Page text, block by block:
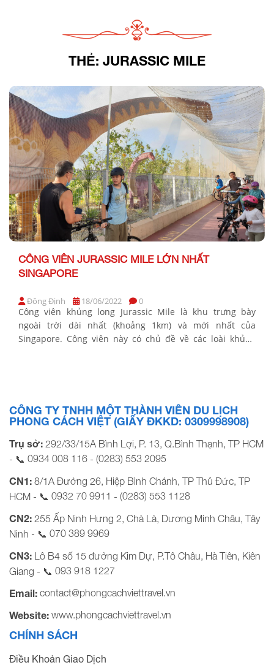
THẺ: JURASSIC MILE
CÔNG VIÊN JURASSIC MILE LỚN NHẤT
SINGAPORE
Đông Định 18/06/2022 0
Công viên khủng long Jurassic Mile là khu trưng bày
ngoài trời dài nhất (khoảng 1km) và mới nhất của
Singapore. Công viên này có chủ đề về các loài khủng
CÔNG TY TNHH MỘT THÀNH VIÊN DU LỊCH
PHONG CÁCH VIỆT (GIẤY ĐKKD: 0309998908)
Trụ sở: 292/33/15A Bình Lợi, P. 13, Q.Bình Thạnh, TP HCM
- 📞 0934 008 116 - (0283) 553 2095
CN1: 8/1A Đường 26, Hiệp Bình Chánh, TP Thủ Đức, TP
HCM - 📞 0932 70 9911 - (0283) 553 1128
CN2: 255 Ấp Ninh Hưng 2, Chà Là, Dương Minh Châu, Tây
Ninh - 📞 070 389 9969
CN3: Lô B4 số 15 đường Kim Dự, P.Tô Châu, Hà Tiên, Kiên
Giang - 📞 093 918 1227
Email: contact@phongcachviettravel.vn
Website: www.phongcachviettravel.vn
CHÍNH SÁCH
Điều Khoản Giao Dịch